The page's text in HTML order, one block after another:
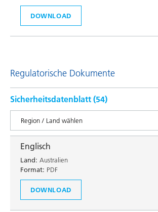
DOWNLOAD
Regulatorische Dokumente
Sicherheitsdatenblatt (54)
Englisch
Land: Australien
Format: PDF
DOWNLOAD